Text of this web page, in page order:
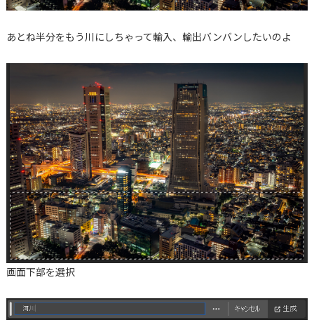
あとね半分をもう川にしちゃって輸入、輸出バンバンしたいのよ
画面下部を選択